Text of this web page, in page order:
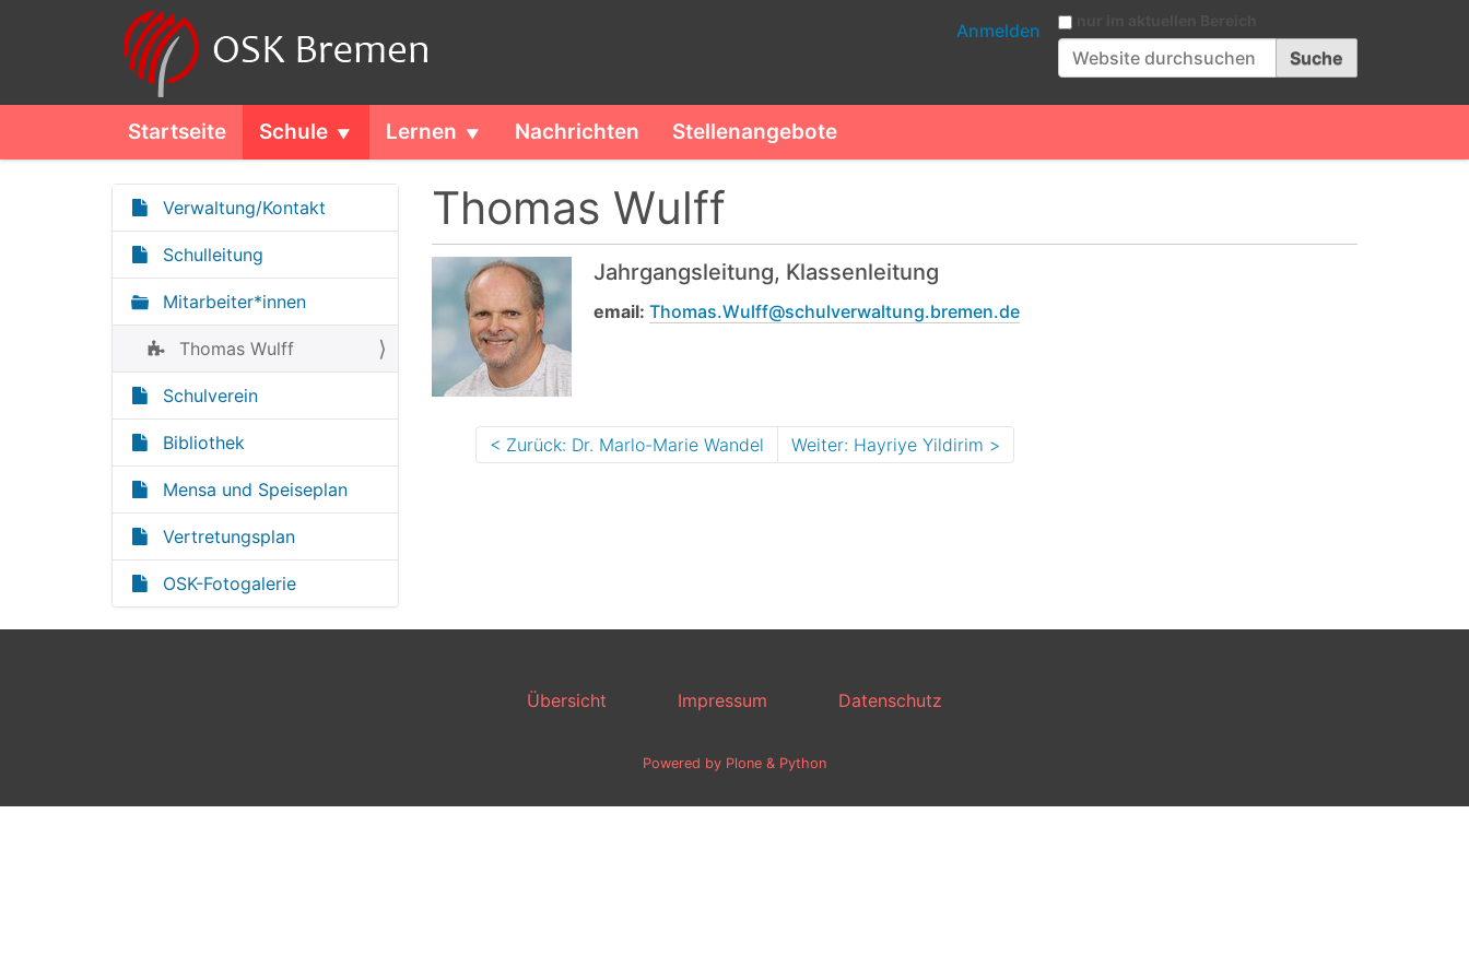
Website durchsuchen
Anmelden
Startseite Schule Lernen Nachrichten Stellenangebote
Thomas Wulff
Jahrgangsleitung, Klassenleitung
email: Thomas.Wulff@schulverwaltung.bremen.de
Zurück: Dr. Marlo-Marie Wandel Weiter: Hayriye Yildirim
N
a
v
i
a
t
i
o
n
Verwaltung/Kontakt
Schulleitung
Mitarbeiter*innen
Thomas Wulff
Schulverein
Bibliothek
Mensa und Speiseplan
Vertretungsplan
OSK-Fotogalerie
Übersicht Impressum Datenschutz
Powered by Plone & Python